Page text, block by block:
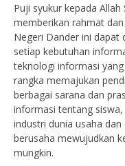
Puji syukur kepada
memberikan rahmat
Negeri Dander ini dapat
setiap kebutuhan
teknologi informasi
rangka memajukan
berbagai sarana dan
informasi tentang
industri dunia usaha
berusaha mewujudkan
mungkin.